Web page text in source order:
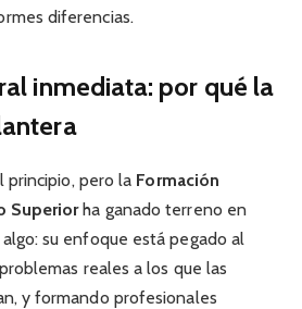
diferencias.
inmediata: por qué la
principio, pero la Formación
Superiorha ganado terreno en
su enfoque está pegado al
reales a los que las
y formando profesionales